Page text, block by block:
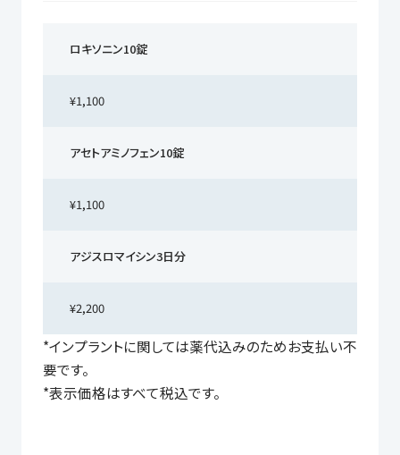
ロキソニン10錠
¥1,100
アセトアミノフェン10錠
¥1,100
アジスロマイシン3日分
¥2,200
*インプラントに関しては薬代込みのためお支払い不
要です。
*表示価格はすべて税込です。